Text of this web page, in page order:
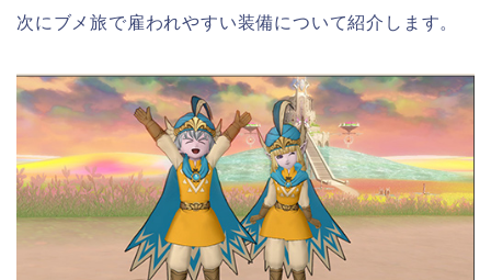
次にブメ旅で雇われやすい装備について紹介します。